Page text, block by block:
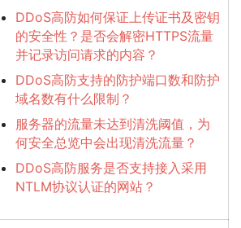
DDoS高防如何保证上传证书及密钥
的安全性？是否会解密HTTPS流量
并记录访问请求的内容？
DDoS高防支持的防护端口数和防护
域名数有什么限制？
服务器的流量未达到清洗阈值，为
何安全总览中会出现清洗流量？
DDoS高防服务是否支持接入采用
NTLM协议认证的网站？